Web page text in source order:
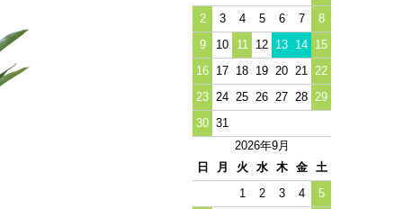
2
3 4 5 6 7
8
9
10 11 12 13 14 15
16 17 18 19 20 21
22
23 24 25 26 27 28 29
30 31
2026年9月
日
月 火 水 木 金
土
1
2 3 4
5